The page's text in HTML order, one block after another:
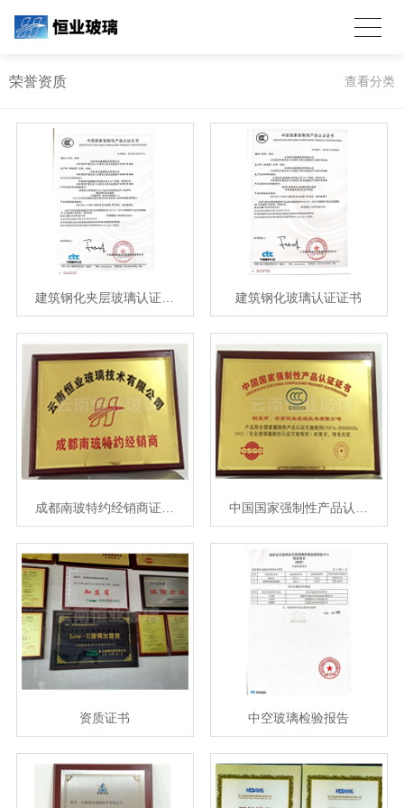
荣誉资质 查看分类
建筑钢化夹层玻璃认证… 建筑钢化玻璃认证证书
成都南玻特约经销商证… 中国国家强制性产品认…
资质证书 中空玻璃检验报告